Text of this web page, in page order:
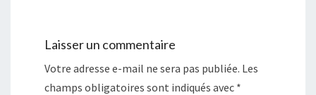
Laisser un commentaire
Votre adresse e-mail ne sera pas publiée. Les
champs obligatoires sont indiqués avec *